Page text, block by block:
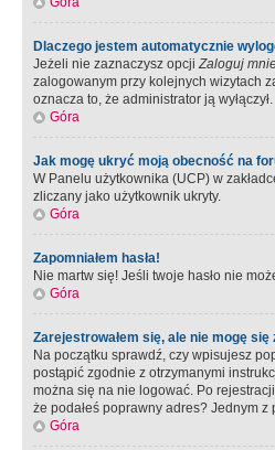
Dlaczego jestem automatycznie
Jeżeli nie zaznaczysz opcjiZaloguj
zalogowanym przy kolejnych wizytach
oznacza to, że administrator ją wyłączył.
Góra
Jak mogę ukryć moją obecność na
W Panelu użytkownika (UCP) w
zliczany jako użytkownik ukryty.
Góra
Zapomniałem hasła!
Nie martw się! Jeśli twoje hasło nie
Góra
Zarejestrowałem się, ale nie mogę się
Na początku sprawdź, czy wpisujesz
postąpić zgodnie z otrzymanymi
można się na nie logować. Po
że podałeś poprawny adres? Jednym
Góra